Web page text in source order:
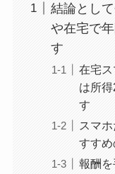
結論とし
や在宅で
す
在宅
は所
す
スマ
すす
報酬